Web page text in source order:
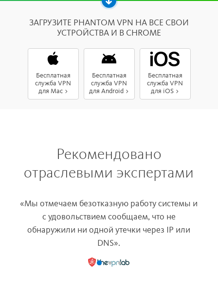
ЗАГРУЗИТЕ PHANTOM VPN НА ВСЕ СВОИ
УСТРОЙСТВА И В CHROME
Бесплатная
служба VPN
для Mac >
Бесплатная
служба VPN
для Android >
Бесплатная
служба VPN
для iOS >
Рекомендовано
отраслевыми экспертами
«Мы отмечаем безотказную работу системы и
с удовольствием сообщаем, что не
обнаружили ни одной утечки через IP или
DNS».